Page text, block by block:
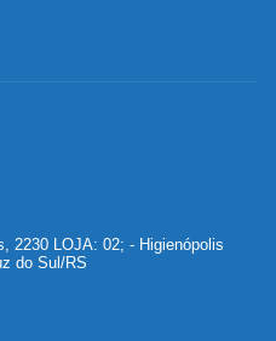
2230 LOJA: 02; - Higienópolis
do Sul/RS